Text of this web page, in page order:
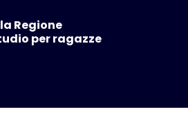
Regione
per ragazze